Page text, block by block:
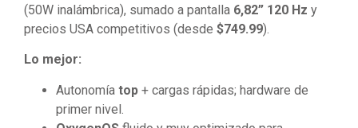
(50W inalámbrica), sumado a pantalla 6,82” 120 Hz y
precios USA competitivos (desde $749.99).
Lo mejor:
Autonomía top + cargas rápidas; hardware de
primer nivel.